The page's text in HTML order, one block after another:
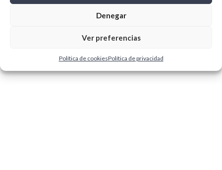
Denegar
Ver preferencias
Política de cookiesPolítica de privacidad